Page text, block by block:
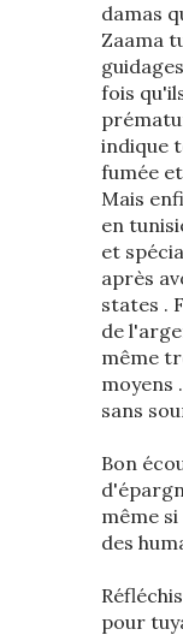
damas
Zaama
fois
indique
fumée
Mais
en
et
après
states .
de
même
moyens
sans
Bon
même
des
pour